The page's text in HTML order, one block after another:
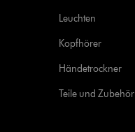
Leuchten
Kopfhörer
Händetrockner
Teile und Zubehör